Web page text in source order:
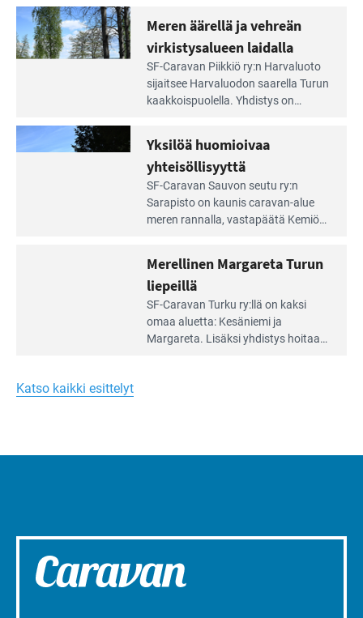
Saariston
Rengastien
portilla
äärellä
ja
Meren äärellä ja vehreän
virkistysalueen laidalla
SF-Caravan Piikkiö ry:n Harvaluoto
sijait­see Harvaluodon saarella Turun
kaakkois­puolella. Yhdistys on
virkistysalueesta.
Yksilöä huomioivaa
yhteisöllisyyttä
SF-Caravan Sauvon seutu ry:n
Sarapisto on kaunis caravan-alue
meren rannalla, vasta­päätä Kemiön
kymmenen paikkaa ilman sähköä.
Turun
liepeillä
Merellinen Margareta Turun
liepeillä
SF-Caravan Turku ry:llä on kaksi
omaa aluet­ta: Kesäniemi ja
Margareta. Lisäksi yhdis­tys hoitaa
Katso kaikki esittelyt